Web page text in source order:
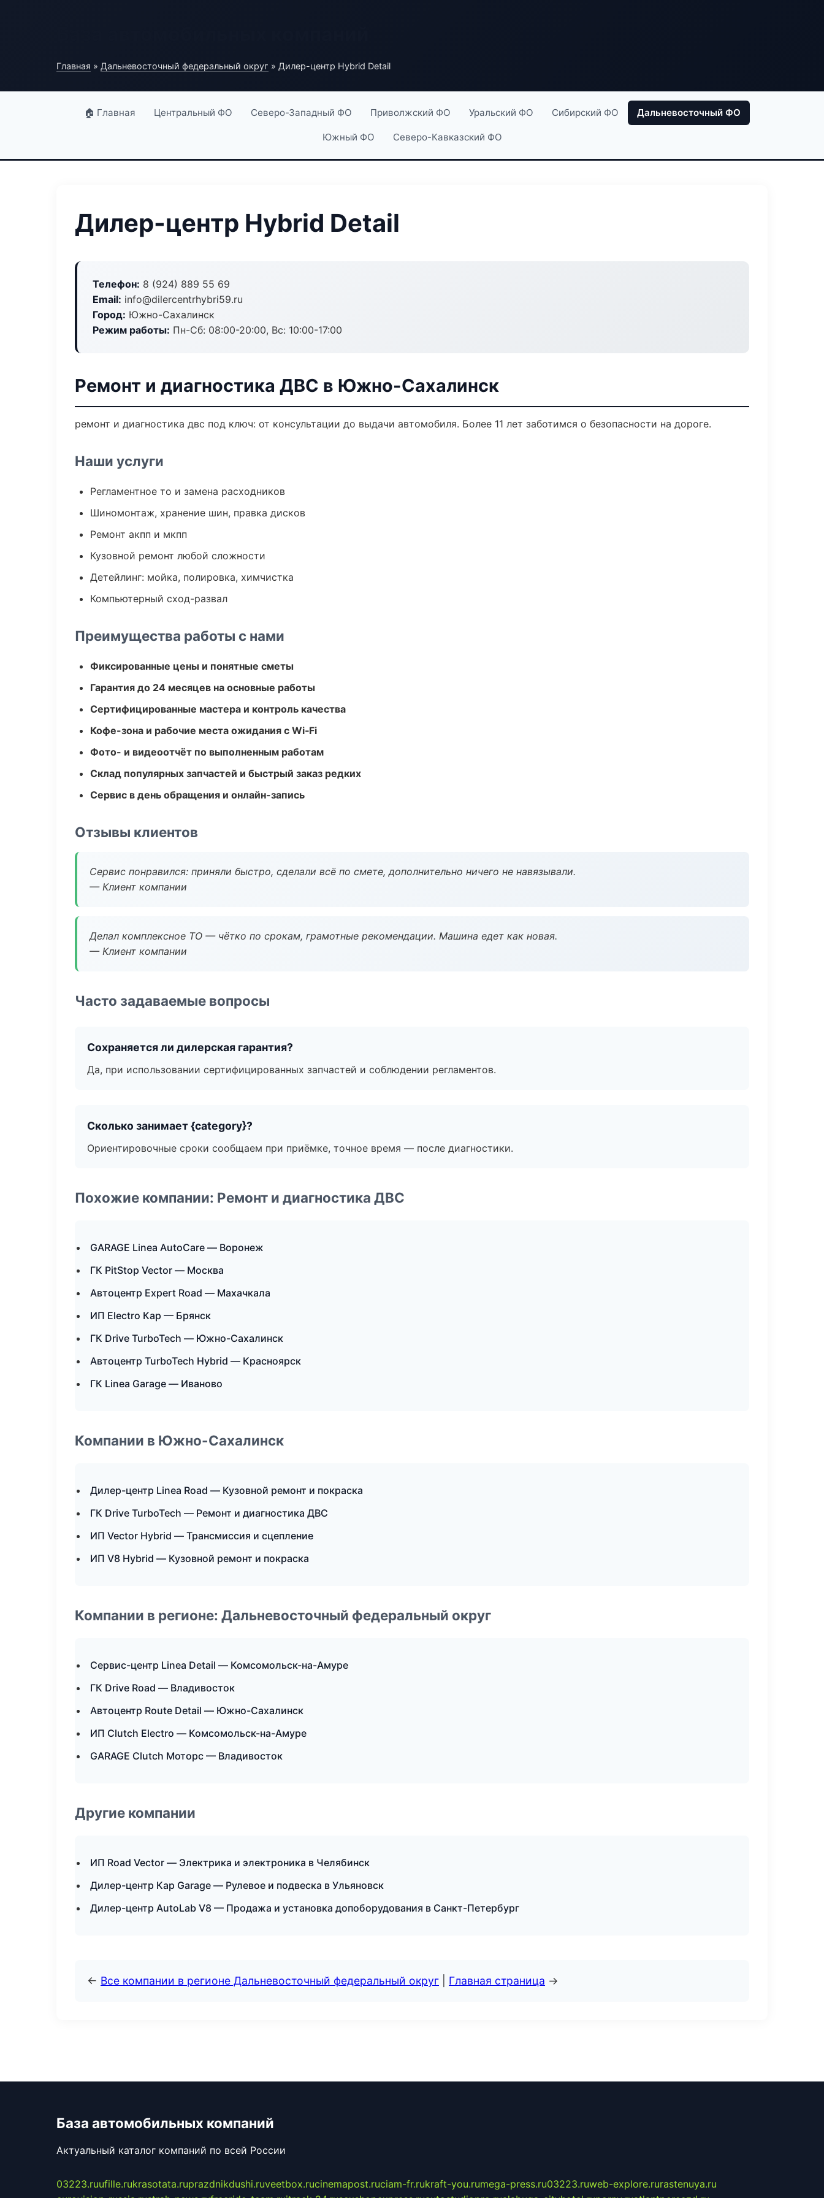
Главная » Дальневосточный федеральный округ » Дилер-центр Hybrid Detail
🏠 Главная Центральный ФО Северо-Западный ФО Приволжский ФО Уральский ФО Сибирский ФО Дальневосточный ФО
Южный ФО Северо-Кавказский ФО
Дилер-центр Hybrid Detail
Телефон: 8 (924) 889 55 69
Email: info@dilercentrhybri59.ru
Город: Южно-Сахалинск
Режим работы: Пн-Сб: 08:00-20:00, Вс: 10:00-17:00
Ремонт и диагностика ДВС в Южно-Сахалинск
ремонт и диагностика двс под ключ: от консультации до выдачи автомобиля. Более 11 лет заботимся о безопасности на дороге.
Наши услуги
Регламентное то и замена расходников
Шиномонтаж, хранение шин, правка дисков
Ремонт акпп и мкпп
Кузовной ремонт любой сложности
Детейлинг: мойка, полировка, химчистка
Компьютерный сход-развал
Преимущества работы с нами
Фиксированные цены и понятные сметы
Гарантия до 24 месяцев на основные работы
Сертифицированные мастера и контроль качества
Кофе-зона и рабочие места ожидания с Wi‑Fi
Фото- и видеоотчёт по выполненным работам
Склад популярных запчастей и быстрый заказ редких
Сервис в день обращения и онлайн-запись
Отзывы клиентов
Сервис понравился: приняли быстро, сделали всё по смете, дополнительно ничего не навязывали.
— Клиент компании
Делал комплексное ТО — чётко по срокам, грамотные рекомендации. Машина едет как новая.
— Клиент компании
Часто задаваемые вопросы
Сохраняется ли дилерская гарантия?
Да, при использовании сертифицированных запчастей и соблюдении регламентов.
Сколько занимает {category}?
Ориентировочные сроки сообщаем при приёмке, точное время — после диагностики.
Похожие компании: Ремонт и диагностика ДВС
GARAGE Linea AutoCare — Воронеж
ГК PitStop Vector — Москва
Автоцентр Expert Road — Махачкала
ИП Electro Кар — Брянск
ГК Drive TurboTech — Южно-Сахалинск
Автоцентр TurboTech Hybrid — Красноярск
ГК Linea Garage — Иваново
Компании в Южно-Сахалинск
Дилер-центр Linea Road — Кузовной ремонт и покраска
ГК Drive TurboTech — Ремонт и диагностика ДВС
ИП Vector Hybrid — Трансмиссия и сцепление
ИП V8 Hybrid — Кузовной ремонт и покраска
Компании в регионе: Дальневосточный федеральный округ
Сервис-центр Linea Detail — Комсомольск-на-Амуре
ГК Drive Road — Владивосток
Автоцентр Route Detail — Южно-Сахалинск
ИП Clutch Electro — Комсомольск-на-Амуре
GARAGE Clutch Моторс — Владивосток
Другие компании
ИП Road Vector — Электрика и электроника в Челябинск
Дилер-центр Кар Garage — Рулевое и подвеска в Ульяновск
Дилер-центр AutoLab V8 — Продажа и установка допоборудования в Санкт-Петербург
← Все компании в регионе Дальневосточный федеральный округ Главная страница →
База автомобильных компаний
Актуальный каталог компаний по всей России
03223.ruufille.rukrasotata.ruprazdnikdushi.ruveetbox.rucinemapost.ruciam-fr.rukraft-you.rumega-press.ru03223.ruweb-explore.rurastenuya.ru